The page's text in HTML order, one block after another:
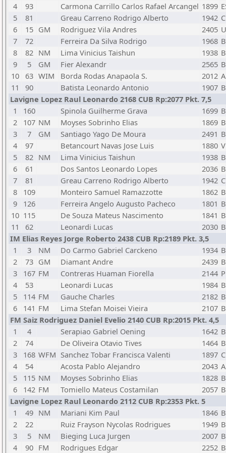
4 93 Carmona Carrillo Carlos Rafael Arcangel 1899
5
81 Greau Carreno Rodrigo Alberto 1942
6
15 GM Rodriguez Vila Andres 2405
7
72 Ferreira Da Silva Rodrigo 1968
8
82 NM Lima Vinicius Taishun 1938
9
5 GM Fier Alexandr 2565
10 63 WIM Borda Rodas Anapaola S. 2012
11
90 Batista Leonardo Antonio 1907
Lavigne Lopez Raul Leonardo 2168 CUB Rp:2077 Pkt. 7,5
1
160 Spinola Guilherme Grava 1699
2
107 NM Moyses Sobrinho Elias 1869
3
7 GM Santiago Yago De Moura 2491
4
97 Betancourt Navas Jose Luis 1880
5
82 NM Lima Vinicius Taishun 1938
6
61 Dos Santos Leonardo Lopes 2036
7
81 Greau Carreno Rodrigo Alberto 1942
8
109 Monteiro Samuel Ramazzotte 1862
9
126 Ferreira Angelo Augusto Pacheco 1801
10 115 De Souza Mateus Nascimento 1841
11
62 Leonardi Lucas 2030
IM Elias Reyes Jorge Roberto 2438 CUB Rp:2189 Pkt. 3,5
1
3 NM Do Carmo Gabriel Carckeno 1934
2
73 GM Diamant Andre 2439
3
167 FM Contreras Huaman Fiorella 2144
4
53 Leonardi Lucas 1984
5
114 FM Gauche Charles 2182
6
141 FM Lima Stefan Moisei Vieira 2107
FM Saiz Rodriguez Daniel Evelio 2140 CUB Rp:2015 Pkt. 4,5
1
4 Serapiao Gabriel Oening 1642
2
74 De Oliveira Otavio Tives 1464
3
168 WFM Sanchez Tobar Francisca Valenti 1897
4
54 Acosta Pablo Alejandro 2043
5
115 NM Moyses Sobrinho Elias 1828
6
142 FM Tomiello Mateus Costamilan 2057
Lavigne Lopez Raul Leonardo 2112 CUB Rp:2353 Pkt. 5
1
49 NM Mariani Kim Paul 1846
2
22 Ruiz Frayson Nycolas Rodrigues 1949
3
5 NM Bieging Luca Jurgen 2007
4
90 FM Rodrigues Edgar 2252